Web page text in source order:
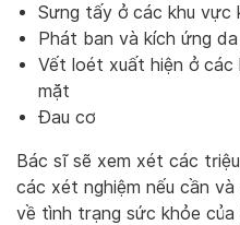
Sưng tấy ở các khu vực
Phát ban và kích ứng da
Vết loét xuất hiện ở các
mặt
Đau cơ
Bác sĩ sẽ xem xét các
các xét nghiệm nếu cần
về tình trạng sức khỏe của